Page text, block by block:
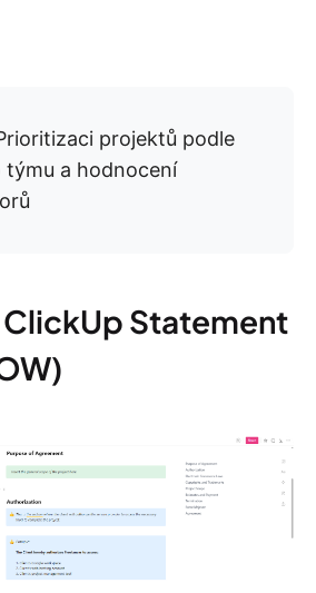
projektů podle
týmu a hodnocení
Statement